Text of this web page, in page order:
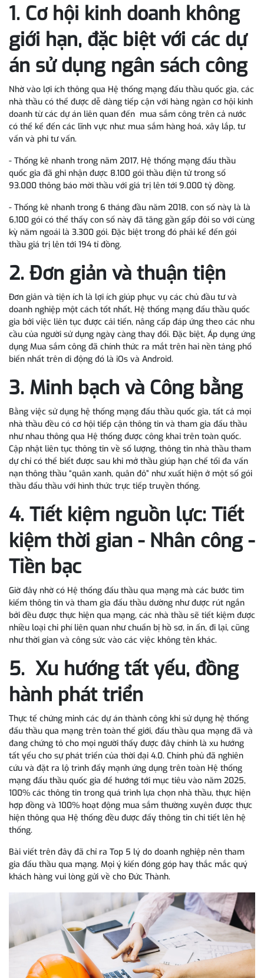
1. Cơ hội kinh doanh không
giới hạn, đặc biệt với các dự
án sử dụng ngân sách công
Nhờ vào lợi ích thông qua Hệ thống mạng đấu thầu quốc gia, các
nhà thầu có thể được dễ dàng tiếp cận với hàng ngàn cơ hội kinh
doanh từ các dự án liên quan đến mua sắm công trên cả nước
có thể kể đến các lĩnh vực như: mua sắm hàng hoá, xây lắp, tư
vấn và phi tư vấn.
- Thống kê nhanh trong năm 2017, Hệ thống mạng đấu thầu
quốc gia đã ghi nhận được 8.100 gói thầu điện tử trong số
93.000 thông báo mời thầu với giá trị lên tới 9.000 tỷ đồng.
- Thống kê nhanh trong 6 tháng đầu năm 2018, con số này là là
6,100 gói có thể thấy con số này đã tăng gần gấp đôi so với cùng
kỳ năm ngoái là 3.300 gói. Đặc biệt trong đó phải kể đến gói
thầu giá trị lên tới 194 tỉ đồng.
2. Đơn giản và thuận tiện
Đơn giản và tiện ích là lợi ích giúp phục vụ các chủ đầu tư và
doanh nghiệp một cách tốt nhất, Hệ thống mạng đấu thầu quốc
gia bởi việc liên tục được cải tiến, nâng cấp đáp ứng theo các nhu
cầu của người sử dụng ngày càng thay đổi. Đặc biệt, Áp dụng ứng
dụng Mua sắm công đã chính thức ra mắt trên hai nền tảng phổ
biến nhất trên di động đó là iOs và Android.
3. Minh bạch và Công bằng
Bằng việc sử dụng hệ thống mạng đấu thầu quốc gia, tất cả mọi
nhà thầu đều có cơ hội tiếp cận thông tin và tham gia đấu thầu
như nhau thông qua Hệ thống được công khai trên toàn quốc.
Cập nhật liên tục thông tin về số lượng, thông tin nhà thầu tham
dự chỉ có thể biết được sau khi mở thầu giúp hạn chế tối đa vấn
nạn thông thầu “quân xanh, quân đỏ” như xuất hiện ở một số gói
thầu đấu thầu với hình thức trực tiếp truyền thống.
4. Tiết kiệm nguồn lực: Tiết
kiệm thời gian - Nhân công -
Tiền bạc
Giờ đây nhờ có Hệ thống đấu thầu qua mạng mà các bước tìm
kiếm thông tin và tham gia đấu thầu dường như được rút ngắn
bởi đều được thực hiện qua mạng, các nhà thầu sẽ tiết kiệm được
nhiều loại chi phí liên quan như chuẩn bị hồ sơ, in ấn, đi lại, cũng
như thời gian và công sức vào các việc không tên khác.
5. Xu hướng tất yếu, đồng
hành phát triển
Thực tế chứng minh các dự án thành công khi sử dụng hệ thống
đấu thầu qua mạng trên toàn thế giới, đấu thầu qua mạng đã và
đang chứng tỏ cho mọi người thấy được đây chính là xu hướng
tất yếu cho sự phát triển của thời đại 4.0. Chính phủ đã nghiên
cứu và đặt ra lộ trình đẩy mạnh ứng dụng trên toàn Hệ thống
mạng đấu thầu quốc gia để hướng tới mục tiêu vào năm 2025,
100% các thông tin trong quá trình lựa chọn nhà thầu, thực hiện
hợp đồng và 100% hoạt động mua sắm thường xuyên được thực
hiện thông qua Hệ thống đều được đẩy thông tin chi tiết lên hệ
thống.
Bài viết trên đây đã chỉ ra Top 5 lý do doanh nghiệp nên tham
gia đấu thầu qua mạng. Mọi ý kiến đóng góp hay thắc mắc quý
khách hàng vui lòng gửi về cho Đức Thành.